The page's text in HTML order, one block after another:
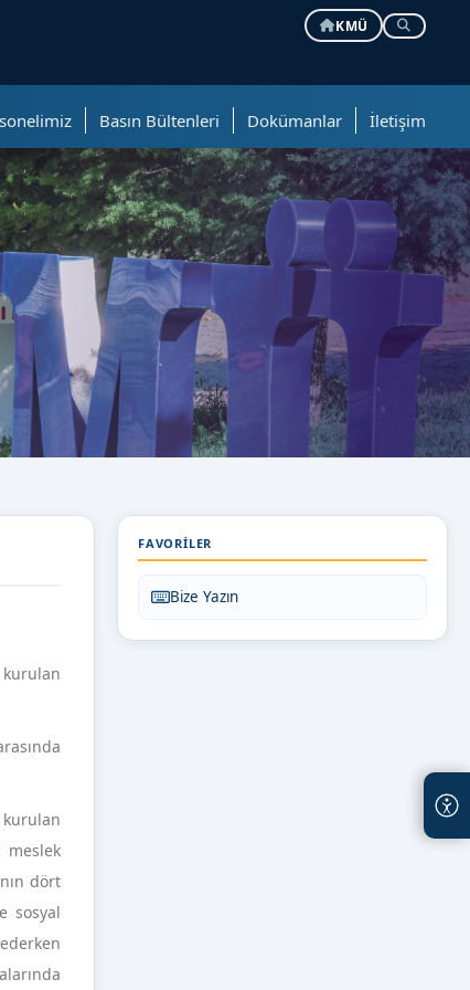
KMÜ
Basın Bültenleri Dokümanlar İletişim
kurulan
meslek
dört
sosyal
FAVORILER
Bize Yazın